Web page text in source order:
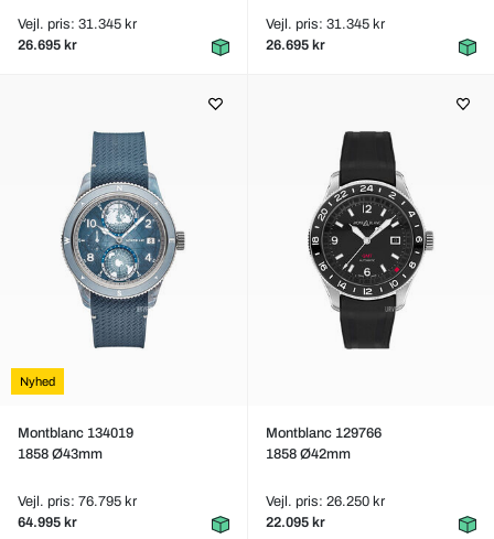
Vejl. pris: 31.345 kr
26.695 kr
Vejl. pris: 31.345 kr
26.695 kr
Nyhed
Montblanc 134019
1858 Ø43mm
Vejl. pris: 76.795 kr
64.995 kr
Montblanc 129766
1858 Ø42mm
Vejl. pris: 26.250 kr
22.095 kr